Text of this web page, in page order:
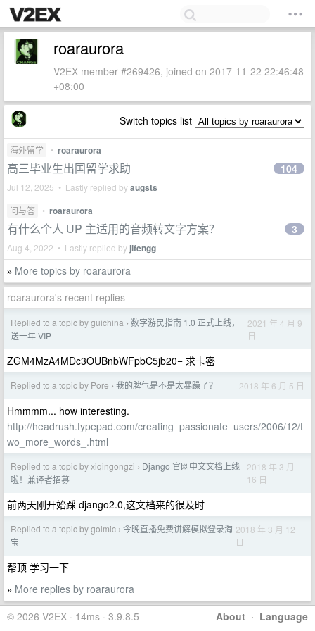
roaraurora
V2EX member #269426, joined on 2017-11-22 22:46:48
+08:00
Switch topics list
海外留学 • roaraurora
高三毕业生出国留学求助
Jul 12, 2025 • Lastly replied byaugsts
104
问与答 • roaraurora
有什么个人 UP 主适用的音频转文字方案？
Aug 4, 2022 • Lastly replied by jifengg
3
» More topics by roaraurora
roaraurora's recent replies
Replied to a topic by guichina › 数字游民指南 1.0 正式上线，
送一年 VIP
2021 年 4 月 9
日
ZGM4MzA4MDc3OUBnbWFpbC5jb20= 求卡密
Replied to a topic by Pore › 我的脾气是不是太暴躁了？ 2018 年 6 月 5 日
Hmmmm... how interesting.
http://headrush.typepad.com/creating_passionate_users/2006/12/t
wo_more_words_.html
Replied to a topic by xiqingongzi › Django 官网中文文档上线
啦！兼译者招募
2018 年 3 月
16 日
前两天刚开始踩 django2.0,这文档来的很及时
Replied to a topic by golmic › 今晚直播免费讲解模拟登录淘
宝
2018 年 3 月 12
日
帮顶 学习一下
» More replies by roaraurora
About · Language
© 2026 V2EX · 14ms · 3.9.8.5